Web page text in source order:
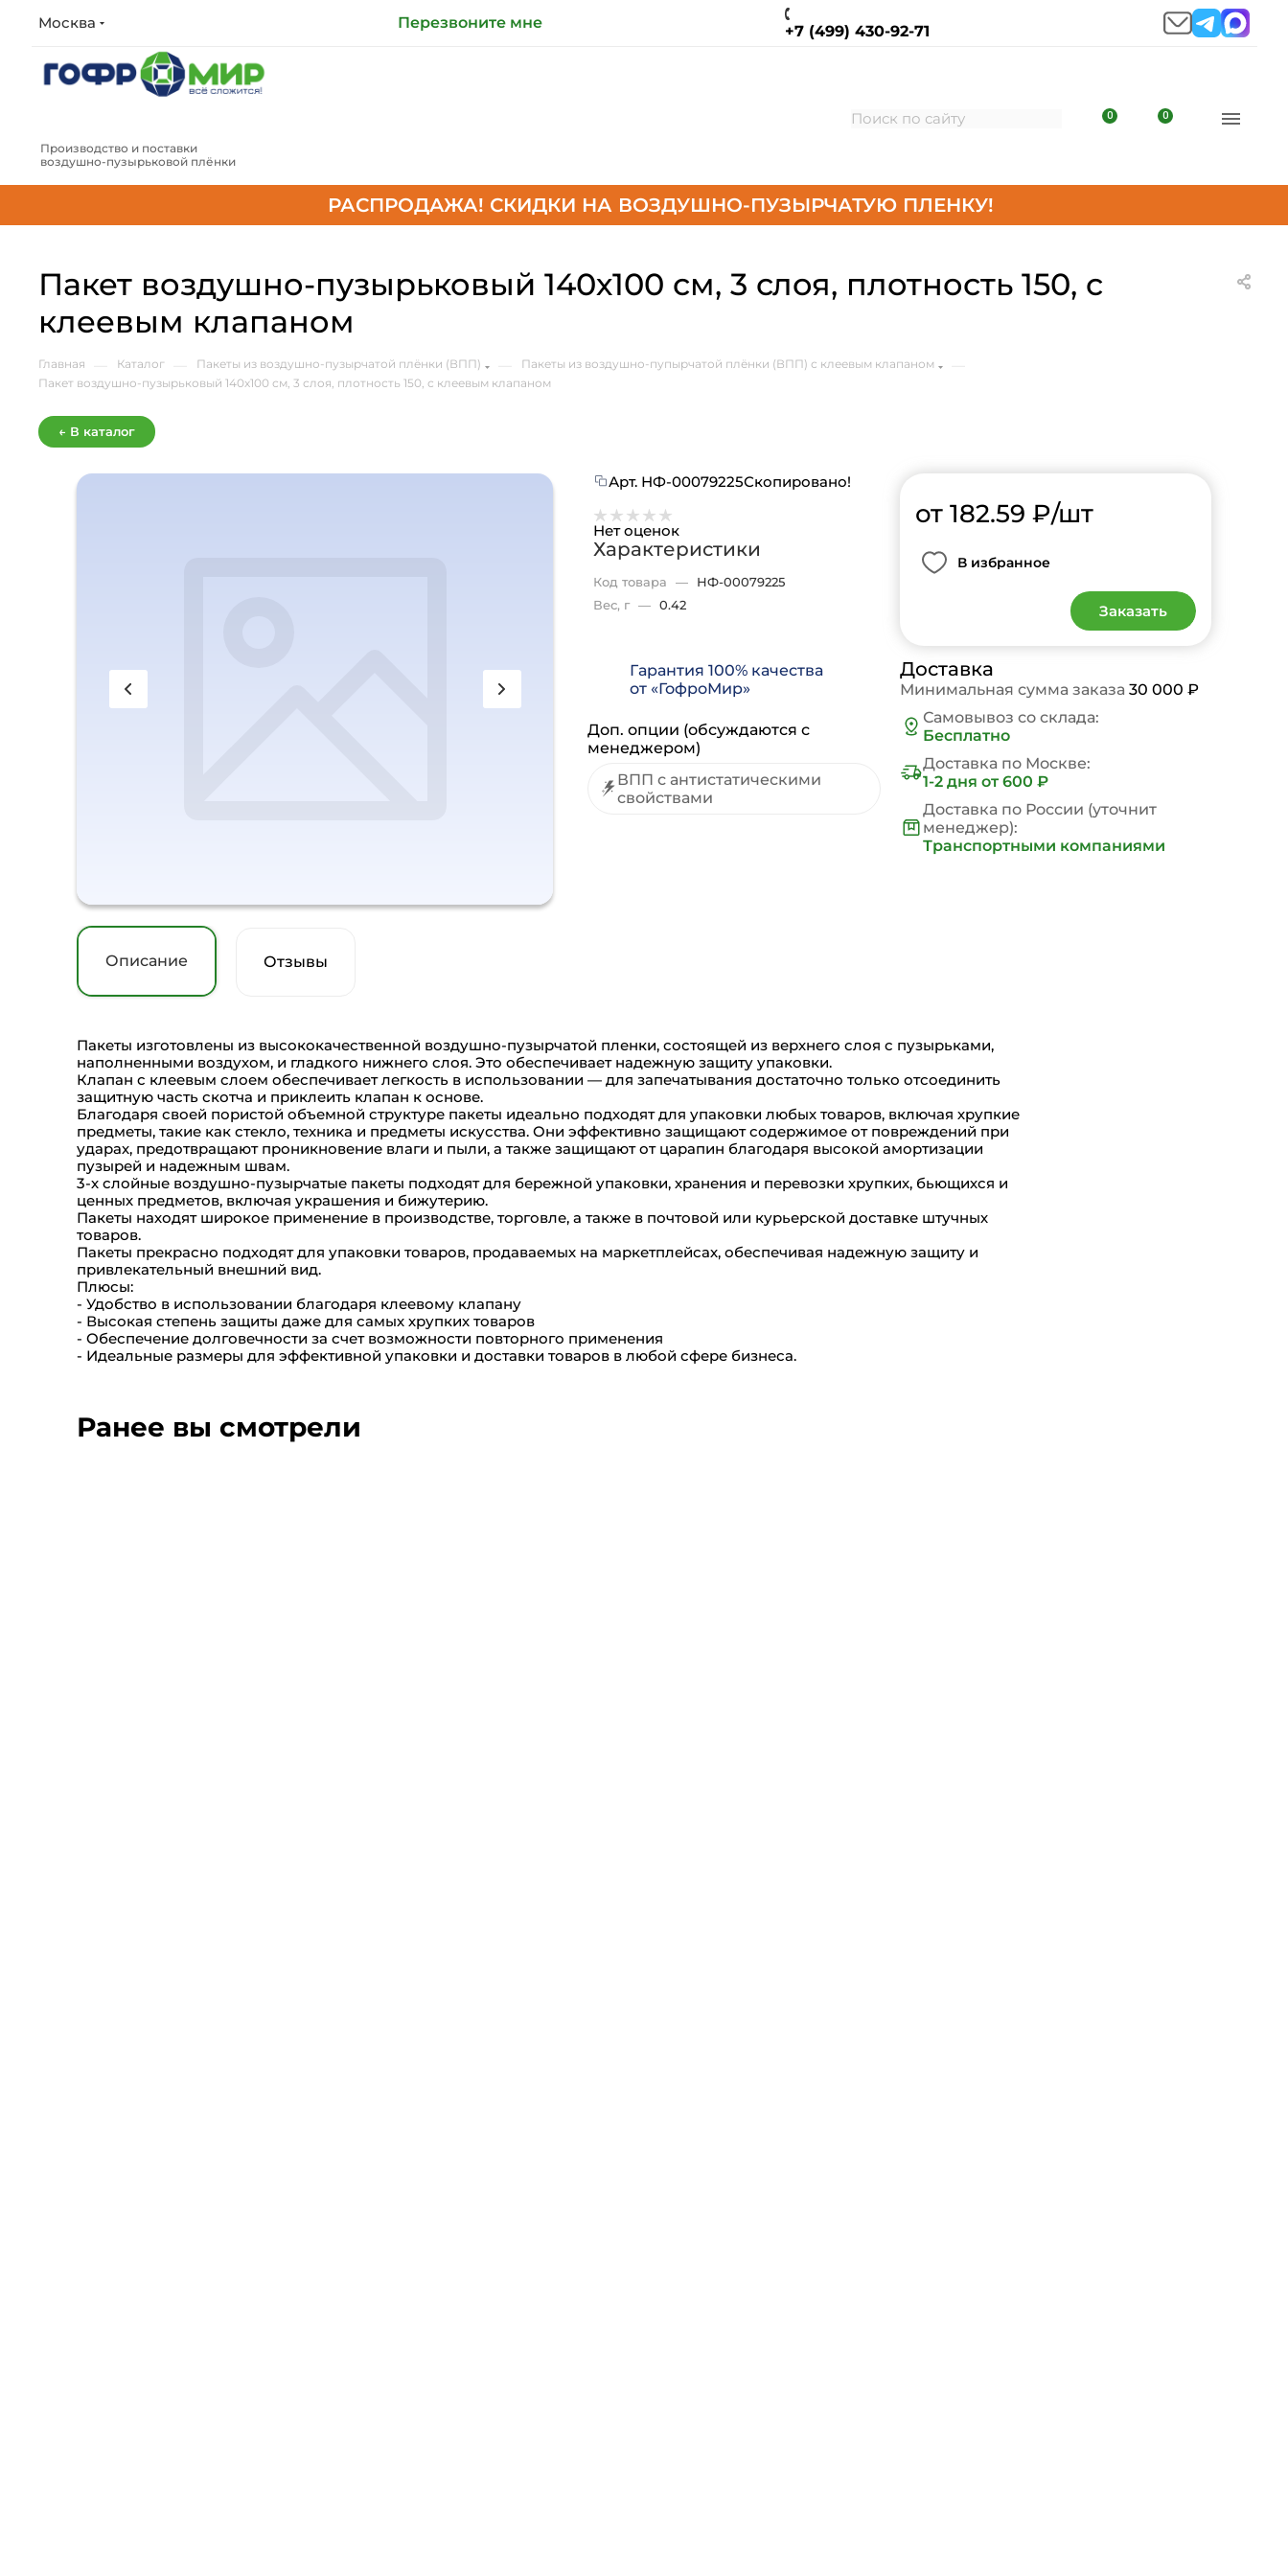
Москва Перезвоните мне +7 (499) 430-92-71
0 0
Производство и поставки
воздушно‑пузырьковой плёнки
РАСПРОДАЖА! СКИДКИ НА ВОЗДУШНО-ПУЗЫРЧАТУЮ ПЛЕНКУ!
Пакет воздушно-пузырьковый 140х100 см, 3 слоя, плотность 150, с
клеевым клапаном
Главная Каталог Пакеты из воздушно-пузырчатой плёнки (ВПП) Пакеты из воздушно-пупырчатой плёнки (ВПП) с клеевым клапаном
Пакет воздушно-пузырьковый 140х100 см, 3 слоя, плотность 150, с клеевым клапаном
← В каталог
Арт. НФ-00079225Скопировано!
Нет оценок
Характеристики
Код товара —
НФ-00079225
Вес, г — 0.42
от 182.59 ₽/шт
В избранное
Заказать
Гарантия 100% качества
от «ГофроМир»
Доп. опции (обсуждаются с
менеджером)
ВПП с антистатическими
свойствами
Доставка
Минимальная сумма заказа 30 000 ₽
Самовывоз со склада:
Бесплатно
Доставка по Москве:
1-2 дня от 600 ₽
Доставка по России (уточнит
менеджер):
Транспортными компаниями
Описание Отзывы
Пакеты изготовлены из высококачественной воздушно-пузырчатой пленки, состоящей из верхнего слоя с пузырьками,
наполненными воздухом, и гладкого нижнего слоя. Это обеспечивает надежную защиту упаковки.
Клапан с клеевым слоем обеспечивает легкость в использовании — для запечатывания достаточно только отсоединить
защитную часть скотча и приклеить клапан к основе.
Благодаря своей пористой объемной структуре пакеты идеально подходят для упаковки любых товаров, включая хрупкие
предметы, такие как стекло, техника и предметы искусства. Они эффективно защищают содержимое от повреждений при
ударах, предотвращают проникновение влаги и пыли, а также защищают от царапин благодаря высокой амортизации
пузырей и надежным швам.
3-х слойные воздушно-пузырчатые пакеты подходят для бережной упаковки, хранения и перевозки хрупких, бьющихся и
ценных предметов, включая украшения и бижутерию.
Пакеты находят широкое применение в производстве, торговле, а также в почтовой или курьерской доставке штучных
товаров.
Пакеты прекрасно подходят для упаковки товаров, продаваемых на маркетплейсах, обеспечивая надежную защиту и
привлекательный внешний вид.
Плюсы:
- Удобство в использовании благодаря клеевому клапану
- Высокая степень защиты даже для самых хрупких товаров
- Обеспечение долговечности за счет возможности повторного применения
- Идеальные размеры для эффективной упаковки и доставки товаров в любой сфере бизнеса.
Ранее вы смотрели